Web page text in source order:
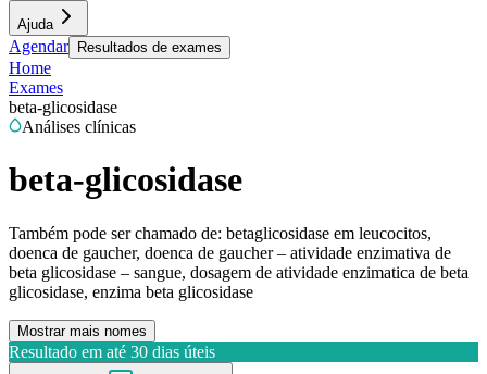
Ajuda
Agendar Resultados de exames
Home
Exames
beta-glicosidase
Análises clínicas
beta-glicosidase
Também pode ser chamado de: betaglicosidase em leucocitos,
doenca de gaucher, doenca de gaucher – atividade enzimativa de
beta glicosidase – sangue, dosagem de atividade enzimatica de beta
glicosidase, enzima beta glicosidase
Mostrar mais nomes
Resultado em até 30 dias úteis